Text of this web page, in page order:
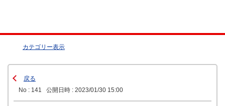
カテゴリー表示
戻る
No : 141
公開日時 : 2023/01/30 15:00